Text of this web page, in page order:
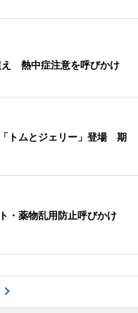
熱中症注意を呼びかけ
トムとジェリー」登場 期
・薬物乱用防止呼びかけ